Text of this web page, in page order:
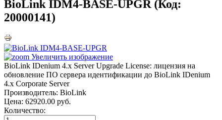
BioLink IDM4-BASE-UPGR (Код:
20000141)
Увеличить изображение
BioLink IDenium 4.х Server Upgrade License: лицензия на
обновление ПО сервера идентификации до BioLink IDenium
4.x Corporate Server
Производитель: BioLink
Цена: 62920.00 руб.
Количество: